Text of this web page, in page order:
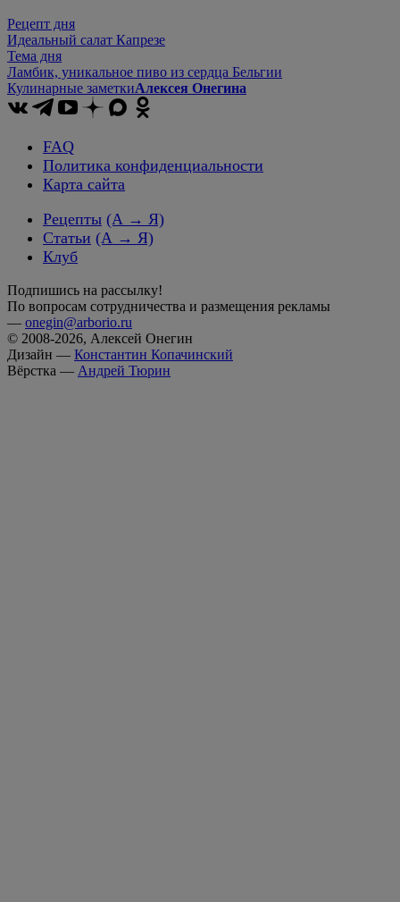
Рецепт дня
Идеальный салат Капрезе
Тема дня
Ламбик, уникальное пиво из сердца Бельгии
Кулинарные заметкиАлексея Онегина
FAQ
Политика конфиденциальности
Карта сайта
Рецепты (А → Я)
Статьи (А → Я)
Клуб
Подпишись на рассылку!
По вопросам сотрудничества и размещения рекламы
— onegin@arborio.ru
© 2008-2026, Алексей Онегин
Дизайн — Константин Копачинский
Вёрстка — Андрей Тюрин